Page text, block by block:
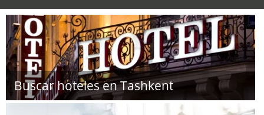
Buscar hoteles en Tashkent